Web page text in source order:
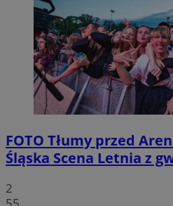
FOTO Tłumy przed
Śląska Scena Letnia z
2